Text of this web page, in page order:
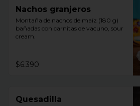
Nachos granjeros
Montaña de nachos de maíz (180 g)
bañadas con carnitas de vacuno, sour
cream.
$6.390
Quesadilla